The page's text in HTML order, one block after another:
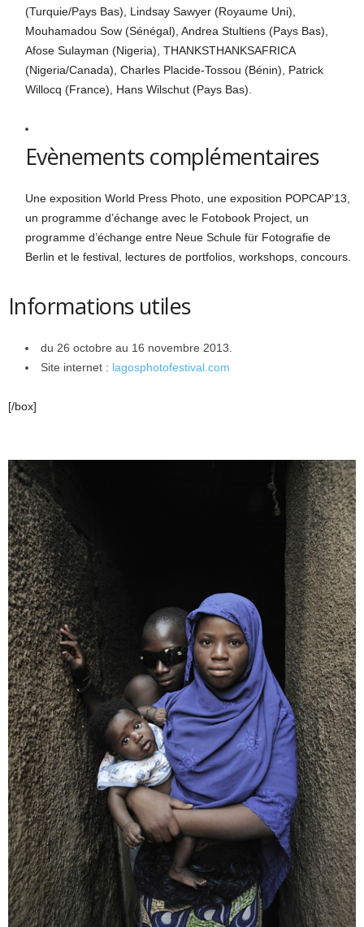
(Turquie/Pays Bas), Lindsay Sawyer (Royaume Uni),
Mouhamadou Sow (Sénégal), Andrea Stultiens (Pays Bas),
Afose Sulayman (Nigeria), THANKSTHANKSAFRICA
(Nigeria/Canada), Charles Placide-Tossou (Bénin), Patrick
Willocq (France), Hans Wilschut (Pays Bas).
Evènements complémentaires
Une exposition World Press Photo, une exposition POPCAP’13,
un programme d’échange avec le Fotobook Project, un
programme d’échange entre Neue Schule für Fotografie de
Berlin et le festival, lectures de portfolios, workshops, concours.
Informations utiles
du 26 octobre au 16 novembre 2013.
Site internet : lagosphotofestival.com
[/box]